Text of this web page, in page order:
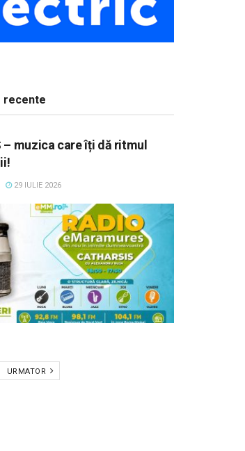
recente
– muzica care îți dă ritmul
29 IULIE 2026
URMATOR